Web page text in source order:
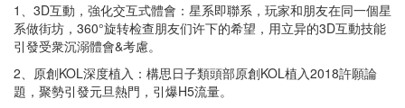
1、3D互動，強化交互式體會：星系即聯系，玩家和朋友在同一個星
系做街坊，360°旋转检查朋友们许下的希望，用立异的3D互動技能
引發受衆沉溺體會&考慮。
2、原創KOL深度植入：構思日子類頭部原創KOL植入2018許願論
題，聚勢引發元旦熱門，引爆H5流量。